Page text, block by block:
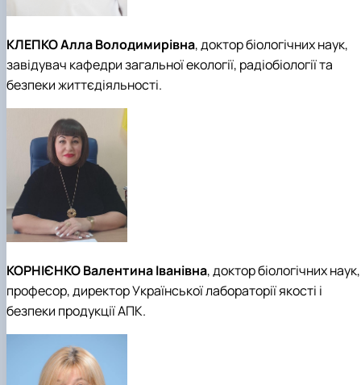
КЛЕПКО Алла Володимирівна, доктор біологічних наук,
завідувач кафедри загальної екології, радіобіології та
безпеки життєдіяльності.
КОРНІЄНКО Валентина Іванівна, доктор біологічних наук,
професор, директор Української лабораторії якості і
безпеки продукції АПК.